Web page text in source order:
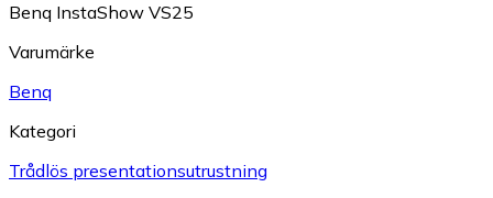
Benq InstaShow VS25
Varumärke
Benq
Kategori
Trådlös presentationsutrustning